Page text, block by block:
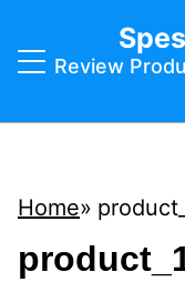
Review
Home